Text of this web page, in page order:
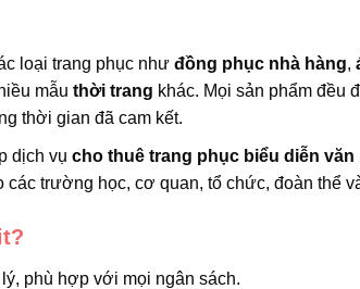
loại trang phục như đồng phục nhà hàng,
mẫu thời trang khác. Mọi sản phẩm đều
thời gian đã cam kết.
dịch vụ cho thuê trang phục biểu diễn văn
các trường học, cơ quan, tổ chức, đoàn thể
phù hợp với mọi ngân sách.